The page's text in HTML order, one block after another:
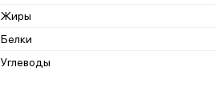
Жиры
Белки
Углеводы